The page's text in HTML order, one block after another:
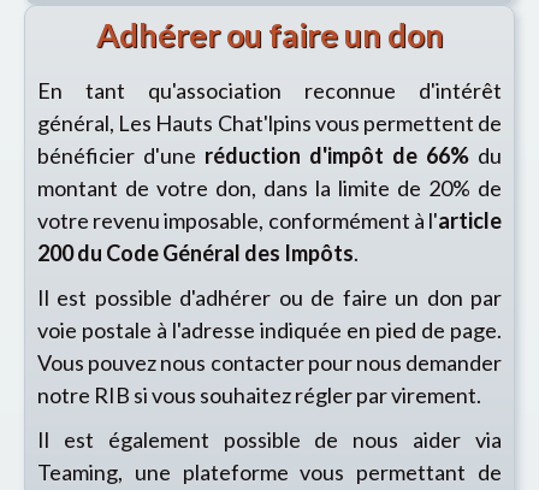
Adhérer ou faire un don
En tant qu'association reconnue d'intérêt
général, Les Hauts Chat'lpins vous permettent de
bénéficier d'une réduction d'impôt de 66% du
montant de votre don, dans la limite de 20% de
votre revenu imposable, conformément à l'article
200 du Code Général des Impôts.
Il est possible d'adhérer ou de faire un don par
voie postale à l'adresse indiquée en pied de page.
Vous pouvez nous contacter pour nous demander
notre RIB si vous souhaitez régler par virement.
Il est également possible de nous aider via
Teaming, une plateforme vous permettant de